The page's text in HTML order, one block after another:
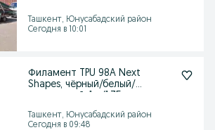
Ташкент, Юнусабадский район
Сегодня в 10:01
Филамент TPU 98A Next
Shapes, чёрный/белый/
Ташкент, Юнусабадский район
Сегодня в 09:48